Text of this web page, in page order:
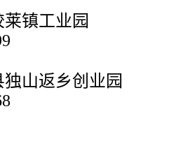
镇工业园
山返乡创业园